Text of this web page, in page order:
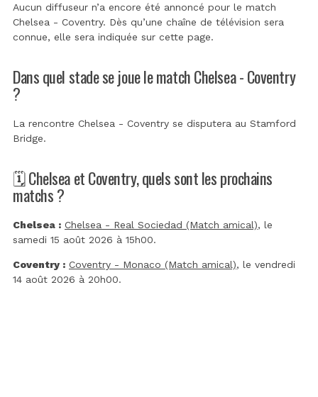
Aucun diffuseur n’a encore été annoncé pour le match
Chelsea - Coventry. Dès qu’une chaîne de télévision sera
connue, elle sera indiquée sur cette page.
Dans quel stade se joue le match Chelsea - Coventry
?
La rencontre Chelsea - Coventry se disputera au Stamford
Bridge.
🗓️ Chelsea et Coventry, quels sont les prochains
matchs ?
Chelsea : Chelsea - Real Sociedad (Match amical), le
samedi 15 août 2026 à 15h00.
Coventry : Coventry - Monaco (Match amical), le vendredi
14 août 2026 à 20h00.